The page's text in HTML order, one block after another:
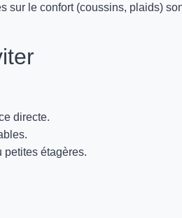
sur le confort (coussins, plaids)
directe.
étagères.